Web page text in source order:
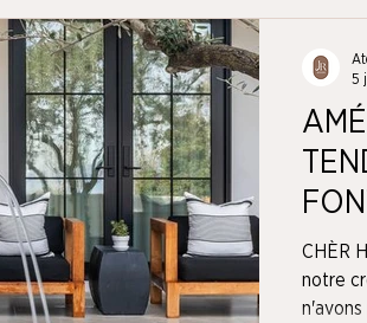
CHÈR
notre
n'avons
5